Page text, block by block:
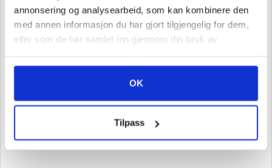
annonsering og analysearbeid, som kan kombinere den
med annen informasjon du har gjort tilgjengelig for dem,
eller som de har samlet inn gjennom din bruk av
OK
Tilpass
Send